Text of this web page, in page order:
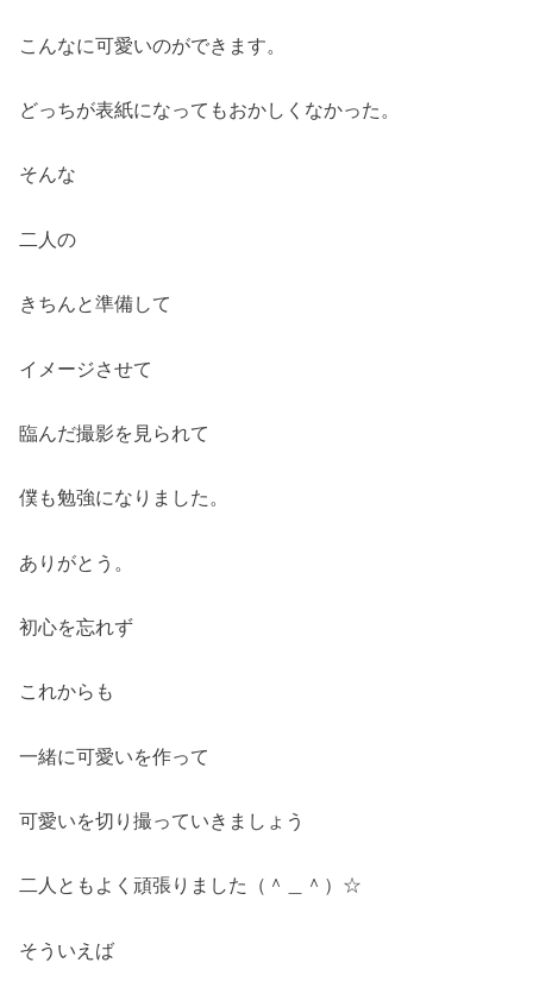
こんなに可愛いのができます。
どっちが表紙になってもおかしくなかった。
そんな
二人の
きちんと準備して
イメージさせて
臨んだ撮影を見られて
僕も勉強になりました。
ありがとう。
初心を忘れず
これからも
一緒に可愛いを作って
可愛いを切り撮っていきましょう
二人ともよく頑張りました（＾＿＾）☆
そういえば